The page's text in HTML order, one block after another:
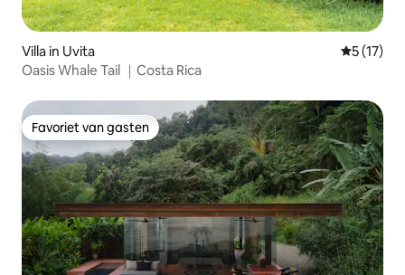
Villa in Uvita
5 (17)
Oasis Whale Tail ｜Costa Rica
Favoriet van gasten
Favoriet van gasten